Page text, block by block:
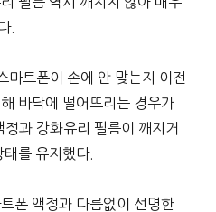
.
마트폰이 손에 안 맞는지 이전
바닥에 떨어뜨리는 경우가
과 강화유리 필름이 깨지거
를 유지했다.
폰 액정과 다름없이 선명한